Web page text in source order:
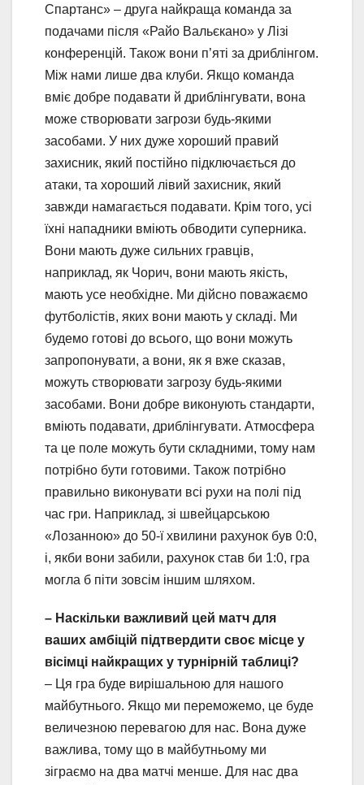
Спартанс» – друга найкраща команда за
подачами після «Райо Вальєкано» у Лізі
конференцій. Також вони п’яті за дриблінгом.
Між нами лише два клуби. Якщо команда
вміє добре подавати й дриблінгувати, вона
може створювати загрози будь-якими
засобами. У них дуже хороший правий
захисник, який постійно підключається до
атаки, та хороший лівий захисник, який
завжди намагається подавати. Крім того, усі
їхні нападники вміють обводити суперника.
Вони мають дуже сильних гравців,
наприклад, як Чорич, вони мають якість,
мають усе необхідне. Ми дійсно поважаємо
футболістів, яких вони мають у складі. Ми
будемо готові до всього, що вони можуть
запропонувати, а вони, як я вже сказав,
можуть створювати загрозу будь-якими
засобами. Вони добре виконують стандарти,
вміють подавати, дриблінгувати. Атмосфера
та це поле можуть бути складними, тому нам
потрібно бути готовими. Також потрібно
правильно виконувати всі рухи на полі під
час гри. Наприклад, зі швейцарською
«Лозанною» до 50-ї хвилини рахунок був 0:0,
і, якби вони забили, рахунок став би 1:0, гра
могла б піти зовсім іншим шляхом.
– Наскільки важливий цей матч для
ваших амбіцій підтвердити своє місце у
вісімці найкращих у турнірній таблиці?
– Ця гра буде вирішальною для нашого
майбутнього. Якщо ми переможемо, це буде
величезною перевагою для нас. Вона дуже
важлива, тому що в майбутньому ми
зіграємо на два матчі менше. Для нас два